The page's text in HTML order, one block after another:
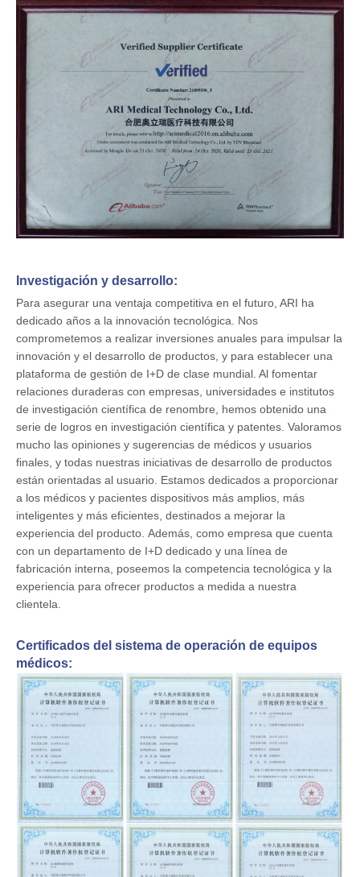
Investigación y desarrollo:
Para asegurar una ventaja competitiva en el futuro, ARI ha
dedicado años a la innovación tecnológica. Nos
comprometemos a realizar inversiones anuales para impulsar la
innovación y el desarrollo de productos, y para establecer una
plataforma de gestión de I+D de clase mundial. Al fomentar
relaciones duraderas con empresas, universidades e institutos
de investigación científica de renombre, hemos obtenido una
serie de logros en investigación científica y patentes. Valoramos
mucho las opiniones y sugerencias de médicos y usuarios
finales, y todas nuestras iniciativas de desarrollo de productos
están orientadas al usuario. Estamos dedicados a proporcionar
a los médicos y pacientes dispositivos más amplios, más
inteligentes y más eficientes, destinados a mejorar la
experiencia del producto. Además, como empresa que cuenta
con un departamento de I+D dedicado y una línea de
fabricación interna, poseemos la competencia tecnológica y la
experiencia para ofrecer productos a medida a nuestra
clientela.
Certificados del sistema de operación de equipos
médicos: